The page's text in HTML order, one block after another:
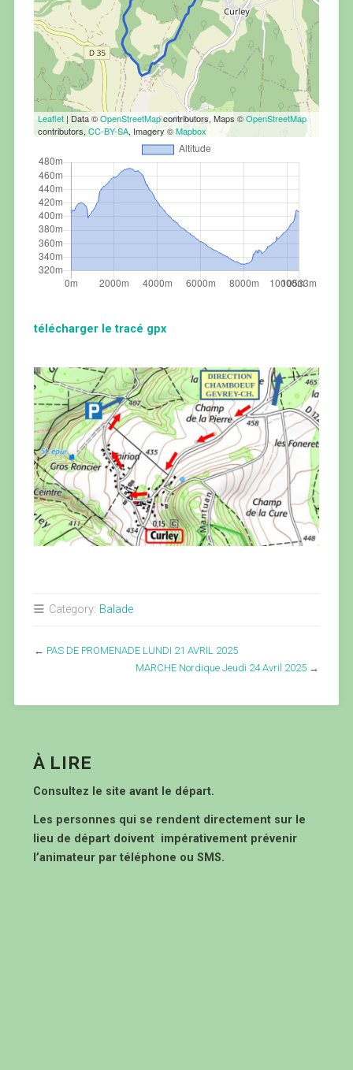
Leaflet| Data ©OpenStreetMapcontributors, Maps ©OpenStreetMap
contributors, CC-BY-SA, Imagery ©Mapbox
télécharger le tracé gpx
Category: Balade
← PAS DE PROMENADE LUNDI 21 AVRIL 2025
MARCHE Nordique Jeudi 24 Avril 2025 →
À LIRE
Consultez le site avant le départ.
Les personnes qui se rendent directement sur le
lieu de départ doivent impérativement prévenir
l’animateur par téléphone ou SMS.